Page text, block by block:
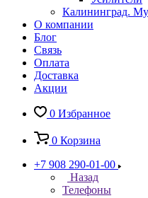
Калининград.
О компании
Блог
Связь
Оплата
Доставка
Акции
0 Избранное
0 Корзина
+7 908 290-01-00
Назад
Телефоны